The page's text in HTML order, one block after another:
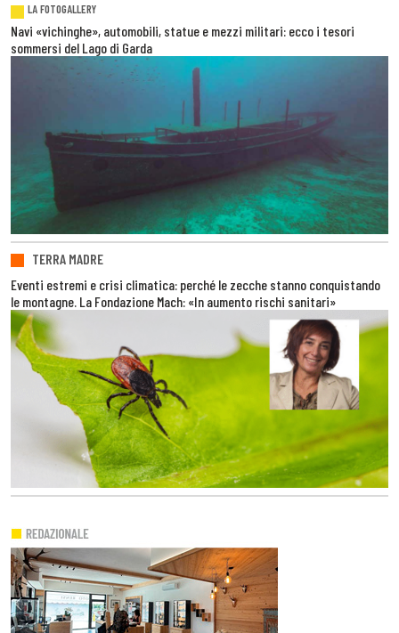
LA FOTOGALLERY
Navi «vichinghe», automobili, statue e mezzi militari: ecco i tesori
sommersi del Lago di Garda
TERRA MADRE
Eventi estremi e crisi climatica: perché le zecche stanno conquistando
le montagne. La Fondazione Mach: «In aumento rischi sanitari»